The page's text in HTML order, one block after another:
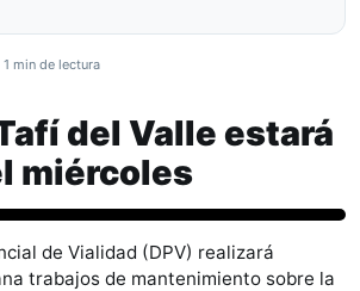
min de lectura
del Valle estará
miércoles
de Vialidad (DPV) realizará
trabajos de mantenimiento sobre la